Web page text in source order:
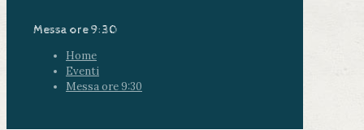
Messa ore 9:30
Home
Eventi
Messa ore 9:30